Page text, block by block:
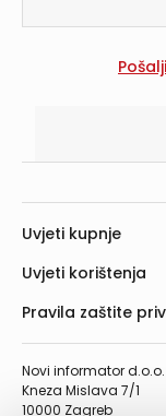
Novi informator d.o.o.
Kneza Mislava 7/1
10000 Zagreb
Uvjeti kupnje
Uvjeti korištenja
Pravila zaštite